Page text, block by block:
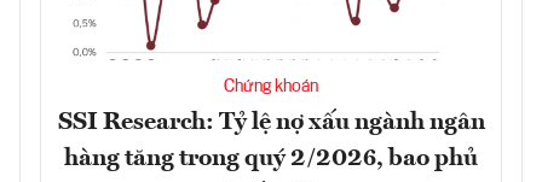
Chứng khoán
SSI Research: Tỷ lệ nợ xấu ngành ngân
hàng tăng trong quý 2/2026, bao phủ